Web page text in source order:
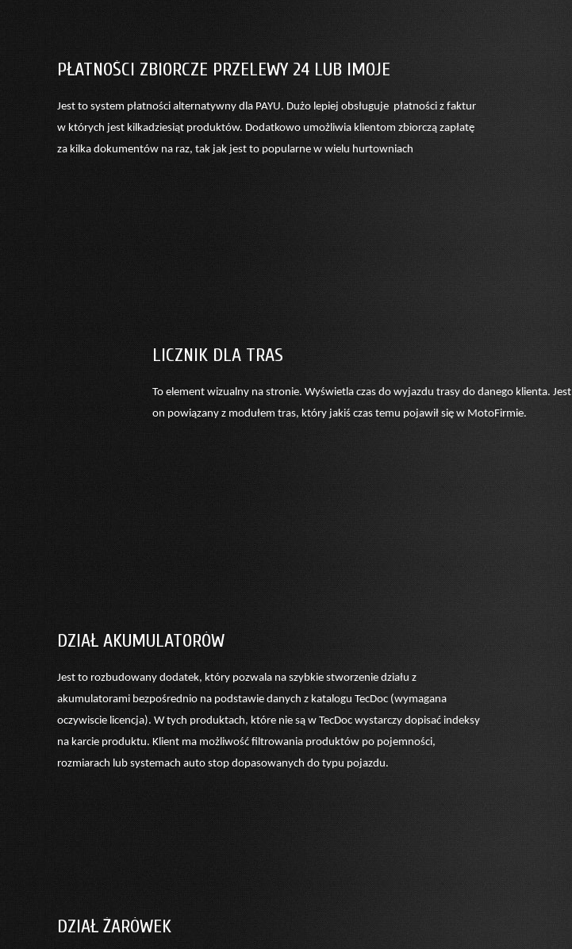
PŁATNOŚCI ZBIORCZE PRZELEWY 24 LUB IMOJE
Jest to system płatności alternatywny dla PAYU. Dużo lepiej obsługuje płatności z faktur
w których jest kilkadziesiąt produktów. Dodatkowo umożliwia klientom zbiorczą zapłatę
za kilka dokumentów na raz, tak jak jest to popularne w wielu hurtowniach
LICZNIK DLA TRAS
To element wizualny na stronie. Wyświetla czas do wyjazdu trasy do danego klienta. Jest
on powiązany z modułem tras, który jakiś czas temu pojawił się w MotoFirmie.
DZIAŁ AKUMULATORÓW
Jest to rozbudowany dodatek, który pozwala na szybkie stworzenie działu z
akumulatorami bezpośrednio na podstawie danych z katalogu TecDoc (wymagana
oczywiscie licencja). W tych produktach, które nie są w TecDoc wystarczy dopisać indeksy
na karcie produktu. Klient ma możliwość filtrowania produktów po pojemności,
rozmiarach lub systemach auto stop dopasowanych do typu pojazdu.
DZIAŁ ŻARÓWEK